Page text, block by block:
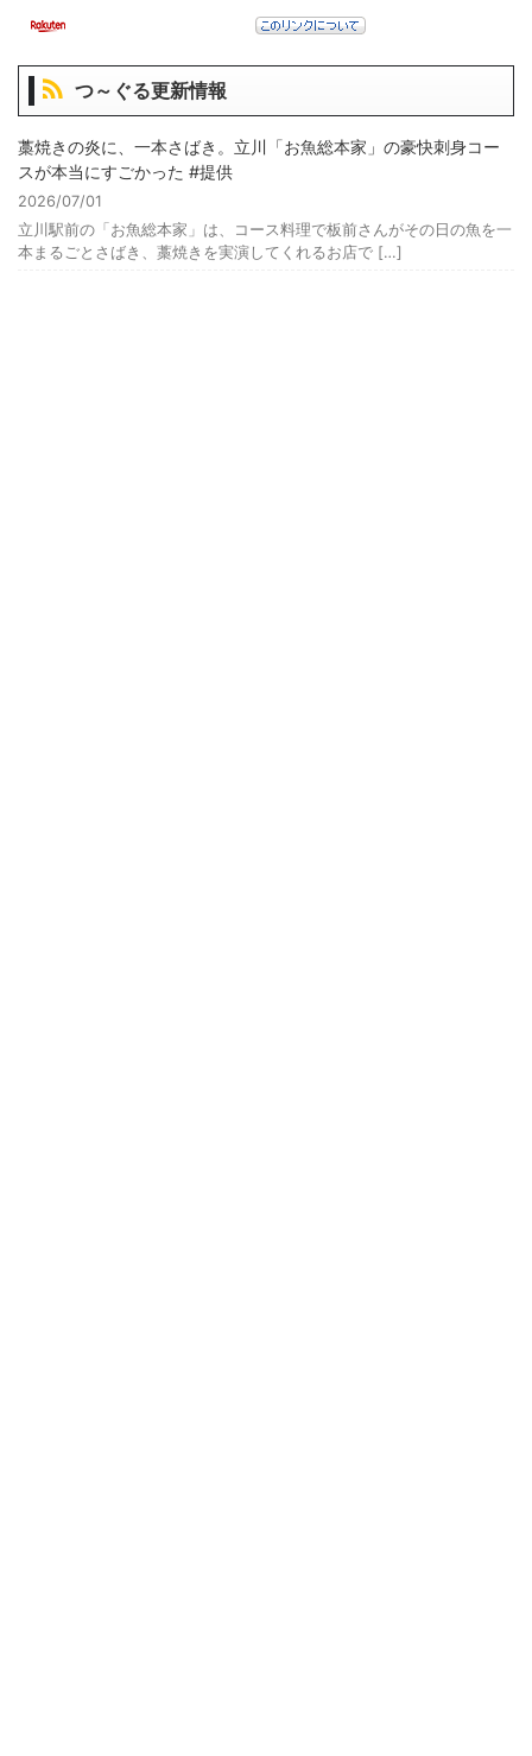
つ～ぐる更新情報
藁焼きの炎に、一本さばき。立川「お魚総本家」の豪快刺身コー
スが本当にすごかった #提供
2026/07/01
立川駅前の「お魚総本家」は、コース料理で板前さんがその日の魚を一
本まるごとさばき、藁焼きを実演してくれるお店で […]